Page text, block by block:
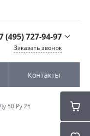
(495) 727-94-97
Чт: 9:00-18:00 Пт
Заказать звонок
Контакты
50 Ру 25